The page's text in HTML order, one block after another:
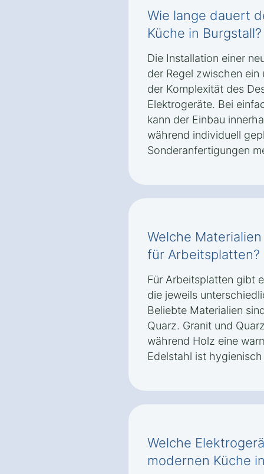
Wie lange dauert
Küche in Burgstall?
Die Installation einer
der Regel zwischen
der Komplexität des
Elektrogeräte. Bei
kann der Einbau
während individuell
Sonderanfertigungen
Welche
für Arbeitsplatten?
Für Arbeitsplatten gibt
die jeweils
Beliebte Materialien
Quarz. Granit und
während Holz eine
Edelstahl ist
Welche
modernen Küche